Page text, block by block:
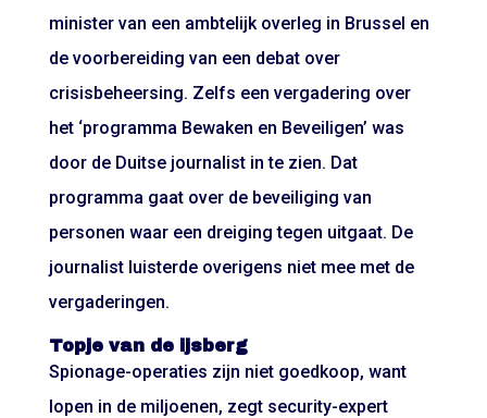
minister van een ambtelijk overleg in Brussel en
de voorbereiding van een debat over
crisisbeheersing. Zelfs een vergadering over
het ‘programma Bewaken en Beveiligen’ was
door de Duitse journalist in te zien. Dat
programma gaat over de beveiliging van
personen waar een dreiging tegen uitgaat. De
journalist luisterde overigens niet mee met de
vergaderingen.
Topje van de ijsberg
Spionage-operaties zijn niet goedkoop, want
lopen in de miljoenen, zegt security-expert